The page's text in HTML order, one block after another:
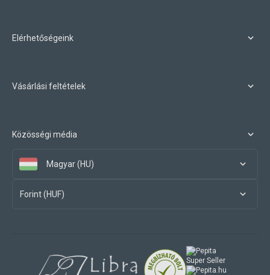
Elérhetőségeink
Vásárlási feltételek
Közösségi média
Magyar (HU)
Forint (HUF)